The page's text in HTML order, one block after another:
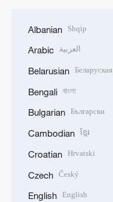
Albanian Shqip
Arabic العربية
Belarusian Беларуская
Bengali বাংলা
Bulgarian Български
Cambodian ខ្មែរ
Croatian Hrvatski
Czech Český
English English